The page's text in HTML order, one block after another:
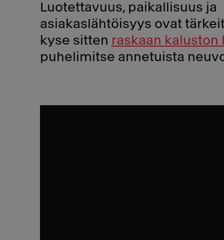
Luotettavuus, paikallisuus ja
asiakaslähtöisyys ovat
kyse sitten raskaan kaluston
puhelimitse annetuista